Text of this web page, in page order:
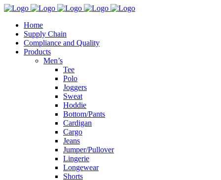
Home
Supply Chain
Compliance and Quality
Products
Men’s
Tee
Polo
Joggers
Sweat
Hoddie
Bottom/Pants
Cardigan
Cargo
Jeans
Jumper/Pullover
Lingerie
Longewear
Shorts